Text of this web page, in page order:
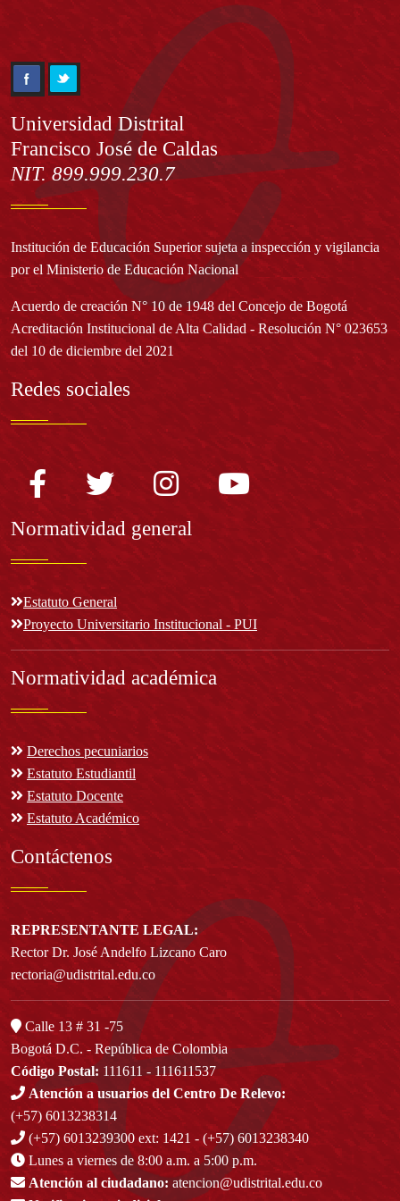
Información
Universidad Distrital
Francisco José de Caldas
NIT. 899.999.230.7
Institución de Educación Superior sujeta a inspección y vigilancia
por el Ministerio de Educación Nacional
Acuerdo de creación N° 10 de 1948 del Concejo de Bogotá
Acreditación Institucional de Alta Calidad - Resolución N° 023653
del 10 de diciembre del 2021
Redes sociales
Normatividad general
Estatuto General
Proyecto Universitario Institucional - PUI
Normatividad académica
Derechos pecuniarios
Estatuto Estudiantil
Estatuto Docente
Estatuto Académico
Contáctenos
REPRESENTANTE LEGAL:
Rector Dr. José Andelfo Lizcano Caro
rectoria@udistrital.edu.co
Calle 13 # 31 -75
Bogotá D.C. - República de Colombia
Código Postal: 111611 - 111611537
Atención a usuarios del Centro De Relevo:
(+57) 6013238314
(+57) 6013239300 ext: 1421 - (+57) 6013238340
Lunes a viernes de 8:00 a.m. a 5:00 p.m.
Atención al ciudadano: atencion@udistrital.edu.co